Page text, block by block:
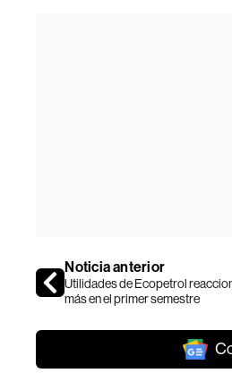
Noticia anterior
Utilidades de Ecopetrol
más en el primer semestre